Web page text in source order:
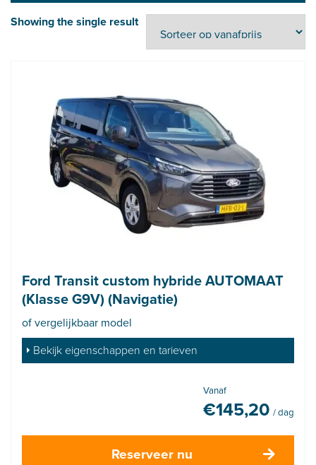
Showing the single result
Ford Transit custom hybride AUTOMAAT
(Klasse G9V) (Navigatie)
of vergelijkbaar model
Bekijk eigenschappen en tarieven
Vanaf
€145,20 / dag
Reserveer nu